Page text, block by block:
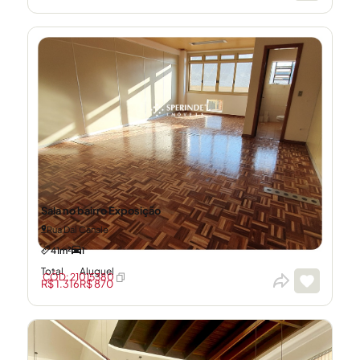
Sala no bairro Exposição
Rua Dal Canale
41m²
1
Total
R$ 1.316
Aluguel
R$ 870
CÓD: 21015380